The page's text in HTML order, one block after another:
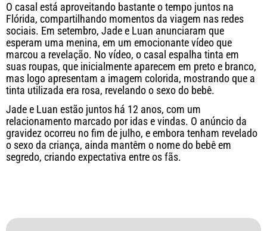
O casal está aproveitando bastante o tempo juntos na
Flórida, compartilhando momentos da viagem nas redes
sociais. Em setembro, Jade e Luan anunciaram que
esperam uma menina, em um emocionante vídeo que
marcou a revelação. No vídeo, o casal espalha tinta em
suas roupas, que inicialmente aparecem em preto e branco,
mas logo apresentam a imagem colorida, mostrando que a
tinta utilizada era rosa, revelando o sexo do bebê.
Jade e Luan estão juntos há 12 anos, com um
relacionamento marcado por idas e vindas. O anúncio da
gravidez ocorreu no fim de julho, e embora tenham revelado
o sexo da criança, ainda mantêm o nome do bebê em
segredo, criando expectativa entre os fãs.